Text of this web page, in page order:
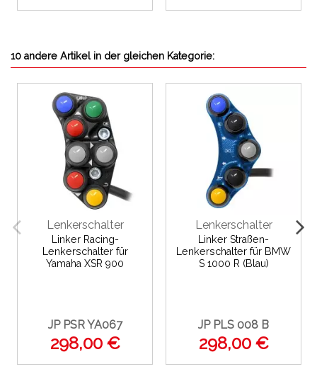
10 andere Artikel in der gleichen Kategorie:
Lenkerschalter
Linker Racing-
Lenkerschalter für
Yamaha XSR 900
JP PSR YA067
298,00 €
Lenkerschalter
Linker Straßen-
Lenkerschalter für BMW
S 1000 R (Blau)
JP PLS 008 B
298,00 €